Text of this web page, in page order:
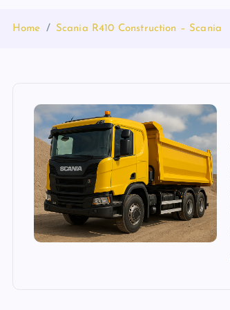
Home Scania R410 Construction – Scania